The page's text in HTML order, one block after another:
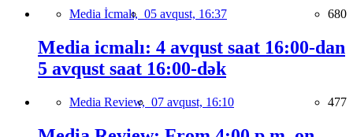
Media İcmalı, 05 avqust, 16:37 680
Media icmalı: 4 avqust saat 16:00-dan
5 avqust saat 16:00-dək
Media Review, 07 avqust, 16:10 477